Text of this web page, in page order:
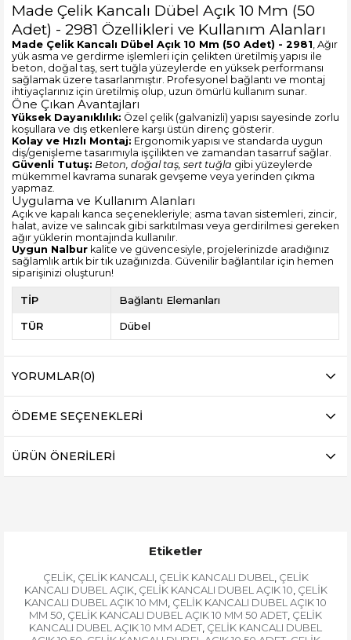
Made Çelik Kancalı Dübel Açık 10 Mm (50
Adet) - 2981 Özellikleri ve Kullanım Alanları
Made Çelik Kancalı Dübel Açık 10 Mm (50 Adet) - 2981, Ağır
yük asma ve gerdirme işlemleri için çelikten üretilmiş yapısı ile
beton, doğal taş, sert tuğla yüzeylerde en yüksek performansı
sağlamak üzere tasarlanmıştır. Profesyonel bağlantı ve montaj
ihtiyaçlarınız için üretilmiş olup, uzun ömürlü kullanım sunar.
Öne Çıkan Avantajları
Yüksek Dayanıklılık: Özel çelik (galvanizli) yapısı sayesinde zorlu
koşullara ve dış etkenlere karşı üstün direnç gösterir.
Kolay ve Hızlı Montaj: Ergonomik yapısı ve standarda uygun
diş/genişleme tasarımıyla işçilikten ve zamandan tasarruf sağlar.
Güvenli Tutuş: Beton, doğal taş, sert tuğla gibi yüzeylerde
mükemmel kavrama sunarak gevşeme veya yerinden çıkma
yapmaz.
Uygulama ve Kullanım Alanları
Açık ve kapalı kanca seçenekleriyle; asma tavan sistemleri, zincir,
halat, avize ve salıncak gibi sarkıtılması veya gerdirilmesi gereken
ağır yüklerin montajında kullanılır.
Uygun Nalbur kalite ve güvencesiyle, projelerinizde aradığınız
sağlamlık artık bir tık uzağınızda. Güvenilir bağlantılar için hemen
siparişinizi oluşturun!
TİP Bağlantı Elemanları
TÜR Dübel
YORUMLAR(0)
ÖDEME SEÇENEKLERI
ÜRÜN ÖNERILERI
Etiketler
ÇELİK, ÇELİK KANCALI, ÇELİK KANCALI DUBEL , ÇELİK
KANCALI DUBEL AÇIK, ÇELİK KANCALI DUBEL AÇIK 10, ÇELİK
KANCALI DUBEL AÇIK 10 MM, ÇELİK KANCALI DUBEL AÇIK 10
MM 50, ÇELİK KANCALI DUBEL AÇIK 10 MM 50 ADET, ÇELİK
KANCALI DUBEL AÇIK 10 MM ADET, ÇELİK KANCALI DUBEL